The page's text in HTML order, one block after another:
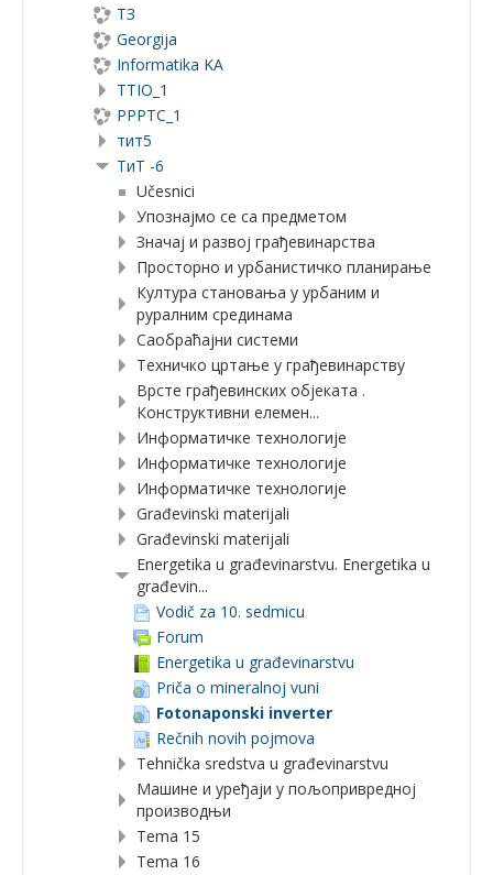
ТЗ
Georgija
Informatika KA
TTIO_1
PPPTC_1
тит5
ТиТ -6
Učesnici
Упознајмо се са предметом
Значај и развој грађевинарства
Просторно и урбанистичко планирање
Култура становања у урбаним и
руралним срединама
Саобраћајни системи
Техничко цртање у грађевинарству
Врсте грађевинских објеката .
Конструктивни елемен...
Информатичке технологије
Информатичке технологије
Информатичке технологије
Građevinski materijali
Građevinski materijali
Energetika u građevinarstvu. Energetika u
građevin...
Vodič za 10. sedmicu
Forum
Energetika u građevinarstvu
Priča o mineralnoj vuni
Fotonaponski inverter
Rečnih novih pojmova
Tehnička sredstva u građevinarstvu
Машине и уређаји у пољопривредној
производњи
Tema 15
Tema 16